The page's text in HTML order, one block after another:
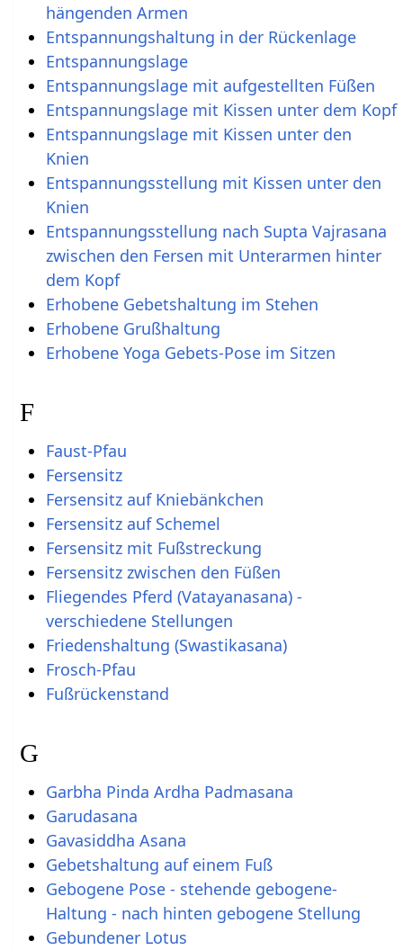
hängenden Armen
Entspannungshaltung in der Rückenlage
Entspannungslage
Entspannungslage mit aufgestellten Füßen
Entspannungslage mit Kissen unter dem Kopf
Entspannungslage mit Kissen unter den
Knien
Entspannungsstellung mit Kissen unter den
Knien
Entspannungsstellung nach Supta Vajrasana
zwischen den Fersen mit Unterarmen hinter
dem Kopf
Erhobene Gebetshaltung im Stehen
Erhobene Grußhaltung
Erhobene Yoga Gebets-Pose im Sitzen
F
Faust-Pfau
Fersensitz
Fersensitz auf Kniebänkchen
Fersensitz auf Schemel
Fersensitz mit Fußstreckung
Fersensitz zwischen den Füßen
Fliegendes Pferd (Vatayanasana) -
verschiedene Stellungen
Friedenshaltung (Swastikasana)
Frosch-Pfau
Fußrückenstand
G
Garbha Pinda Ardha Padmasana
Garudasana
Gavasiddha Asana
Gebetshaltung auf einem Fuß
Gebogene Pose - stehende gebogene-
Haltung - nach hinten gebogene Stellung
Gebundener Lotus